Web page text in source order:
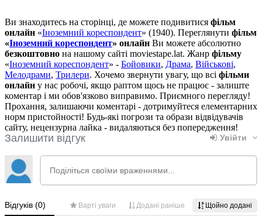
Ви знаходитесь на сторінці, де можете подивитися фільм
онлайн «Іноземний кореспондент» (1940). Переглянути фільм
«Іноземний кореспондент» онлайн Ви можете абсолютно
безкоштовно на нашому сайті moviestape.lat. Жанр фільму
«Іноземний кореспондент» - Бойовики, Драма, Військові,
Мелодрами, Трилери. Хочемо звернути увагу, що всі фільми
онлайн у нас робочі, якщо раптом щось не працює - залиште
коментар і ми обов'язково виправимо. Приємного перегляду!
Прохання, залишаючи коментарі - дотримуйтеся елементарних
норм пристойності! Будь-які погрози та образи відвідувачів
сайту, нецензурна лайка - видаляються без попередження!